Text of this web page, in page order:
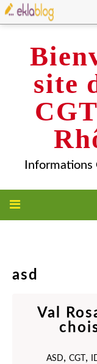
site
asd
Val
ASD, CGT ,